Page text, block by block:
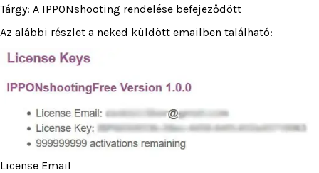
Tárgy: A IPPONshooting rendelése befejeződött
Az alábbi részlet a neked küldött emailben található:
License Email